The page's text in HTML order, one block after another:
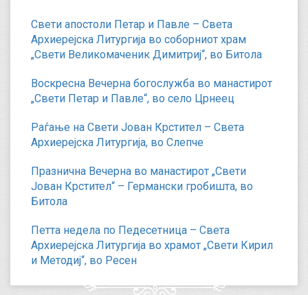
Свети апостоли Петар и Павле – Света
Архиерејска Литургија во соборниот храм
„Свети Великомаченик Димитриј“, во Битола
Воскресна Вечерна богослужба во манастирот
„Свети Петар и Павле“, во село Црнеец
Раѓање на Свети Јован Крстител – Света
Архиерејска Литургија, во Слепче
Празнична Вечерна во манастирот „Свети
Јован Крстител“ – Германски гробишта, во
Битола
Петта недела по Педесетница – Света
Архиерејска Литургија во храмот „Свети Кирил
и Методиј“, во Ресен